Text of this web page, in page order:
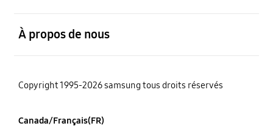
À propos de nous
Copyright 1995-2026 samsung tous droits réservés
Canada/Français(FR)